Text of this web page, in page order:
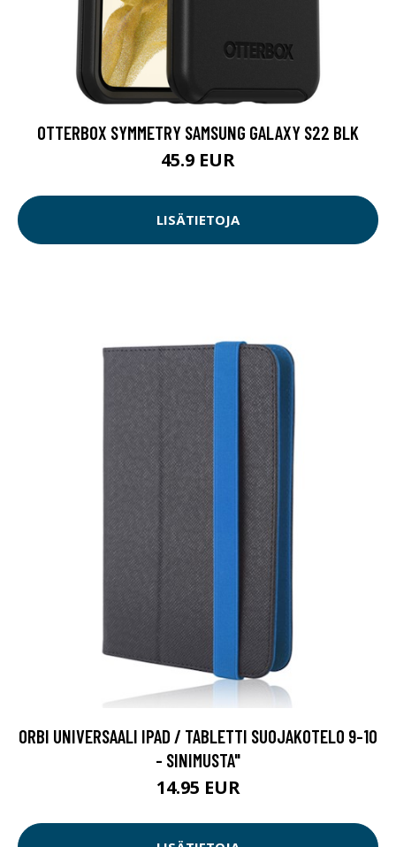
OTTERBOX SYMMETRY SAMSUNG GALAXY S22 BLK
45.9 EUR
LISÄTIETOJA
ORBI UNIVERSAALI IPAD / TABLETTI SUOJAKOTELO 9-10
- SINIMUSTA"
14.95 EUR